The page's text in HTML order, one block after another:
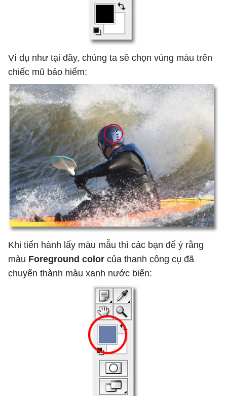
Ví dụ như tại đây, chúng ta sẽ chọn vùng màu trên
chiếc mũ bảo hiểm:
Khi tiến hành lấy màu mẫu thì các bạn để ý rằng
màu Foreground color của thanh công cụ đã
chuyển thành màu xanh nước biển: